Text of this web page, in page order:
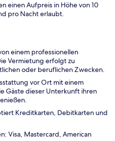
einen Aufpreis in Höhe von 10
pro Nacht erlaubt.
einem professionellen
Vermietung erfolgt zu
oder beruflichen Zwecken.
vor Ort mit einem
Gäste dieser Unterkunft ihren
Kreditkarten, Debitkarten und
Visa, Mastercard, American